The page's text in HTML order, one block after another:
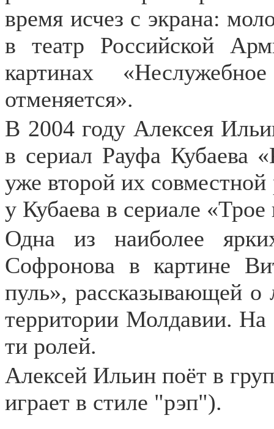
время исчез с экрана:
в театр Российской
картинах
отменяется».
В 2004 году Алексея
в сериал Рауфа Кубаева
уже второй их
у Кубаева в сериале «Трое
Одна из наиболее
Софронова в картине
пуль», рассказывающей о
территории Молдавии. На
ти ролей.
Алексей Ильин поёт в
играет в стиле "рэп").